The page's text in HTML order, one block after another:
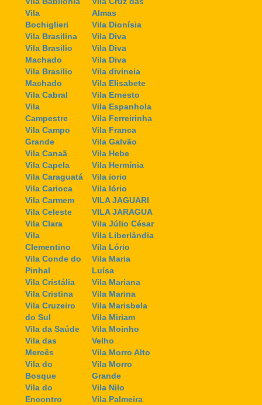
Vila
Bochiglieri
Vila Brasilina
Vila Brasilio
Machado
Vila Brasilio
Machado
Vila Cabral
Vila
Campestre
Vila Campo
Grande
Vila Canaã
Vila Capela
Vila Caraguatá
Vila Carioca
Vila Carmem
Vila Celeste
Vila Clara
Vila
Clementino
Vila Conde do
Pinhal
Vila Cristália
Vila Cristina
Vila Cruzeiro
do Sul
Vila da Saúde
Vila das
Mercês
Vila do
Bosque
Vila do
Encontro
Almas
Vila Dionísia
Vila Diva
Vila Diva
Vila Diva
Vila divineia
Vila Elisabete
Vila Ernesto
Vila Espanhola
Vila Ferreirinha
Vila Franca
Vila Galvão
Vila Hebe
Vila Hermínia
Vila iorio
Vila Iório
VILA JAGUARI
VILA JARAGUA
Vila Júlio César
Vila Liberlândia
Vila Lório
Vila Maria
Luísa
Vila Mariana
Vila Marina
Vila Marisbela
Vila Miriam
Vila Moinho
Velho
Vila Morro Alto
Vila Morro
Grande
Vila Nilo
Vila Palmeira